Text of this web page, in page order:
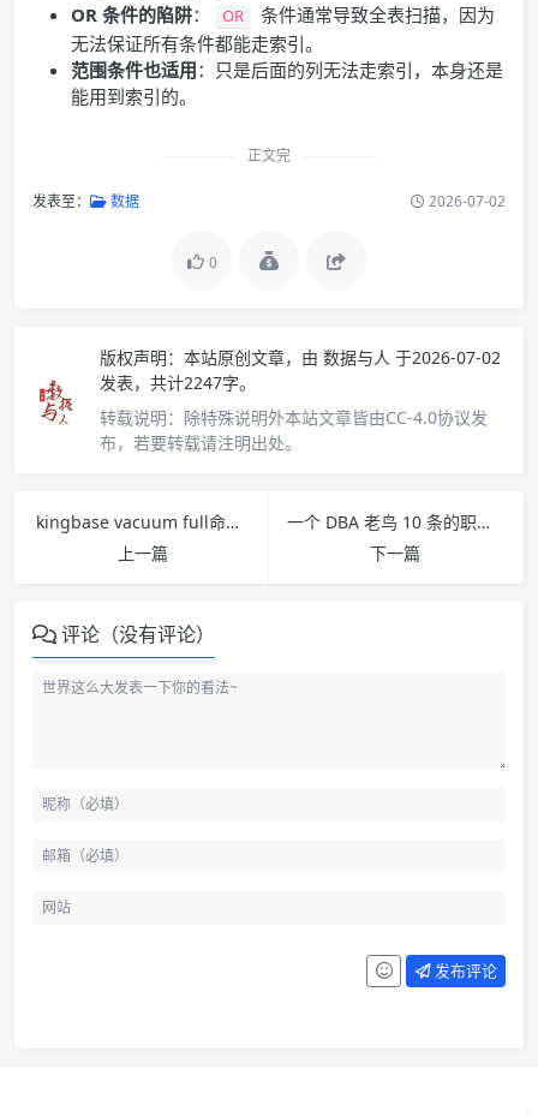
OR 条件的陷阱： OR
条件通常导致全表扫描，因为
无法保证所有条件都能走索引。
范围条件也适用：只是后面的列无法走索引，本身还是
能用到索引的。
正文完
发表至： 数据 2026-07-02
0
版权声明： 本站原创文章，由 数据与人 于2026-07-02
发表，共计2247字。
转载说明： 除特殊说明外本站文章皆由CC-4.0协议发
布，若要转载请注明出处。
kingbase vacuum full命令详解
上一篇
一个 DBA 老鸟 10 条的职场规则，保命！
下一篇
评论（没有评论）
发布评论